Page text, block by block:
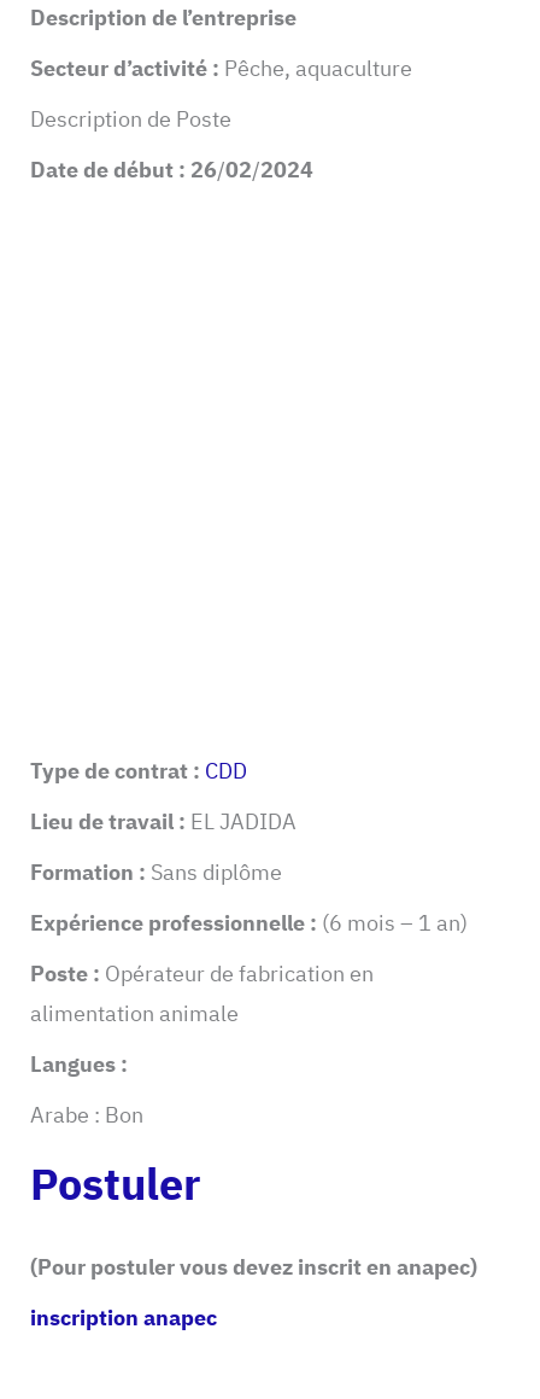
Description de l’entreprise
Secteur d’activité : Pêche, aquaculture
Description de Poste
Date de début : 26/02/2024
Type de contrat : CDD
Lieu de travail : EL JADIDA
Formation : Sans diplôme
Expérience professionnelle : (6 mois – 1 an)
Poste : Opérateur de fabrication en
alimentation animale
Langues :
Arabe : Bon
Postuler
(Pour postuler vous devez inscrit en anapec)
inscription anapec